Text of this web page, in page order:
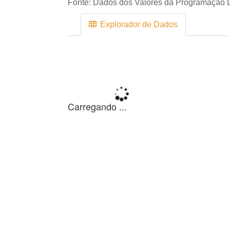
Fonte: Dados dos Valores da Programação
Explorador de Dados